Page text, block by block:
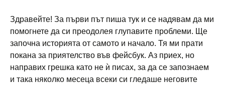
Здравейте! За първи път пиша тук и се надявам да ми
помогнете да си преодолея глупавите проблеми. Ще
започна историята от самото и начало. Тя ми прати
покана за приятелство във фейсбук. Аз приех, но
направих грешка като не ѝ писах, за да се запознаем
и така няколко месеца всеки си гледаше неговите